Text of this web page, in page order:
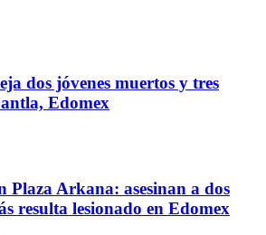
dos jóvenes muertos y tres
Edomex
Plaza Arkana: asesinan a dos
resulta lesionado en Edomex